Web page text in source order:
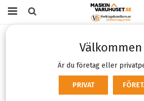
Välkommen
Är du företag eller
PRIVAT
Arrow HT50 hammer